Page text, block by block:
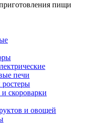
пищи
печи
скороварки
и овощей